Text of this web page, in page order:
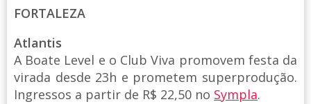
FORTALEZA
Atlantis
A Boate Level e o Club Viva promovem festa da
virada desde 23h e prometem superprodução.
Ingressos a partir de R$ 22,50 no Sympla.